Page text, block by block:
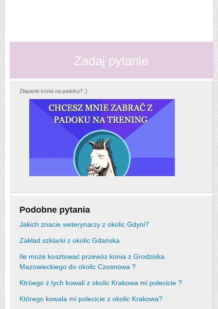
Zadaj pytanie
Złapanie konia na padoku? ;)
Podobne pytania
Jakich znacie weterynarzy z okolic Gdyni?
Zakład szklarki z okolic Gdańska
Ile może kosztować przewóz konia z Grodziska
Mazowieckiego do okolic Czosnowa ?
Ktróego z tych kowali z okolic Krakowa mi polecicie ?
Którego kowala mi polecicie z okolic Krakowa?